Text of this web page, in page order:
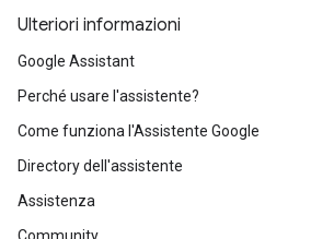
Ulteriori informazioni
Google Assistant
Perché usare l'assistente?
Come funziona l'Assistente Google
Directory dell'assistente
Assistenza